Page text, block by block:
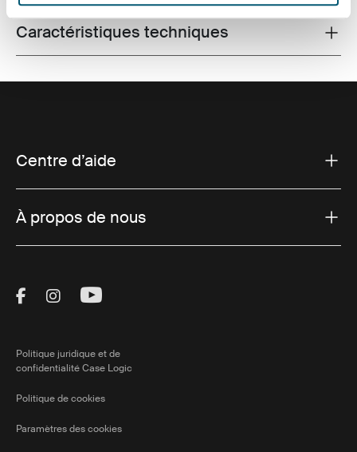
Toggle techspec
Caractéristiques techniques
Centre d’aide
À propos de nous
Visit Thule on Facebook (external link)
Visit Thule on Instagram (external link)
Visit Thule on Youtube (external
Politique juridique et de
confidentialité Case Logic
Politique de cookies
Paramètres des cookies